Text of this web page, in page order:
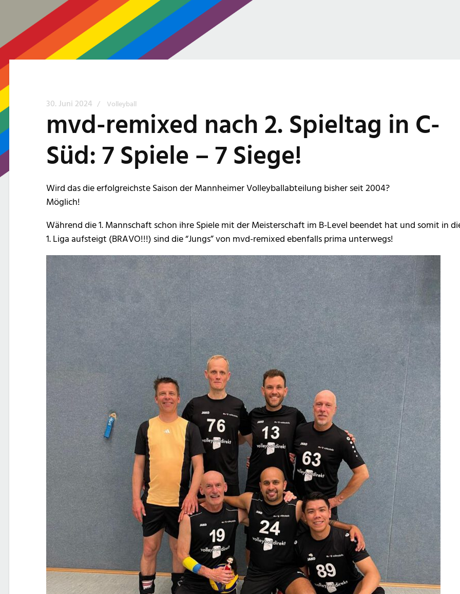
30. Juni 2024 / Volleyball
mvd-remixed nach 2. Spieltag in C-
Süd: 7 Spiele – 7 Siege!
Wird das die erfolgreichste Saison der Mannheimer Volleyballabteilung bisher seit 2004?
Möglich!
Während die 1. Mannschaft schon ihre Spiele mit der Meisterschaft im B-Level beendet hat und somit in
1. Liga aufsteigt (BRAVO!!!) sind die “Jungs” von mvd-remixed ebenfalls prima unterwegs!